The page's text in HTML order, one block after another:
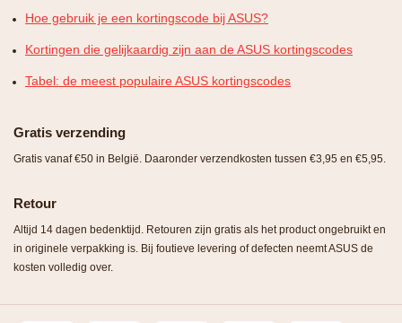
Hoe gebruik je een kortingscode bij ASUS?
Kortingen die gelijkaardig zijn aan de ASUS kortingscodes
Tabel: de meest populaire ASUS kortingscodes
Gratis verzending
Gratis vanaf €50 in België. Daaronder verzendkosten tussen €3,95 en €5,95.
Retour
Altijd 14 dagen bedenktijd. Retouren zijn gratis als het product ongebruikt en
in originele verpakking is. Bij foutieve levering of defecten neemt ASUS de
kosten volledig over.